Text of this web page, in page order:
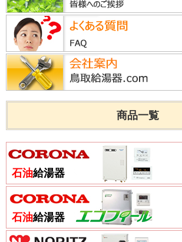
商品一覧
石油給湯器
石油給湯器